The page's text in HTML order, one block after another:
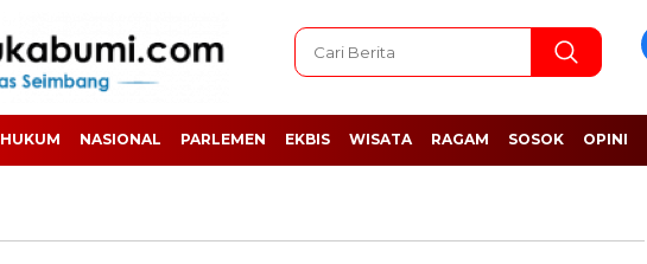
HUKUM NASIONAL PARLEMEN EKBIS WISATA RAGAM SOSOK OPINI